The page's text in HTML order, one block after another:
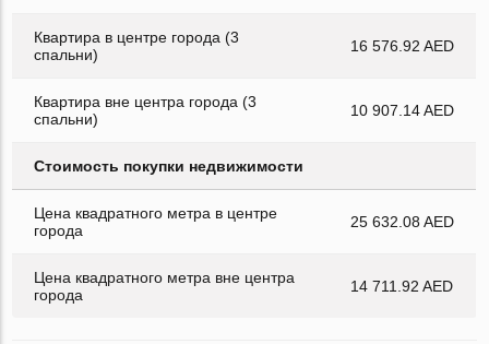
Квартира в центре города (3
спальни)
16 576.92 AED
Квартира вне центра города (3
спальни)
10 907.14 AED
Стоимость покупки недвижимости
Цена квадратного метра в центре
города
25 632.08 AED
Цена квадратного метра вне центра
города
14 711.92 AED